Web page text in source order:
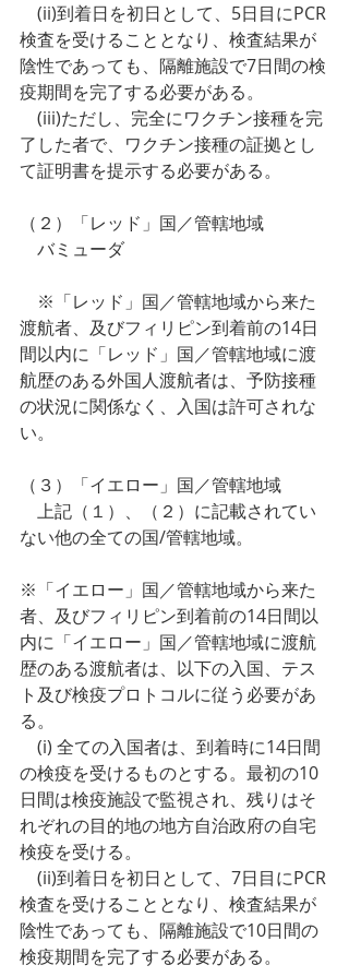
(ii)到着日を初日として、5日目にPCR
検査を受けることとなり、検査結果が
陰性であっても、隔離施設で7日間の検
疫期間を完了する必要がある。
(iii)ただし、完全にワクチン接種を完
了した者で、ワクチン接種の証拠とし
て証明書を提示する必要がある。
（２）「レッド」国／管轄地域
バミューダ
※「レッド」国／管轄地域から来た
渡航者、及びフィリピン到着前の14日
間以内に「レッド」国／管轄地域に渡
航歴のある外国人渡航者は、予防接種
の状況に関係なく、入国は許可されな
い。
（３）「イエロー」国／管轄地域
上記（１）、（２）に記載されてい
ない他の全ての国/管轄地域。
※「イエロー」国／管轄地域から来た
者、及びフィリピン到着前の14日間以
内に「イエロー」国／管轄地域に渡航
歴のある渡航者は、以下の入国、テス
ト及び検疫プロトコルに従う必要があ
る。
(i) 全ての入国者は、到着時に14日間
の検疫を受けるものとする。最初の10
日間は検疫施設で監視され、残りはそ
れぞれの目的地の地方自治政府の自宅
検疫を受ける。
(ii)到着日を初日として、7日目にPCR
検査を受けることとなり、検査結果が
陰性であっても、隔離施設で10日間の
検疫期間を完了する必要がある。